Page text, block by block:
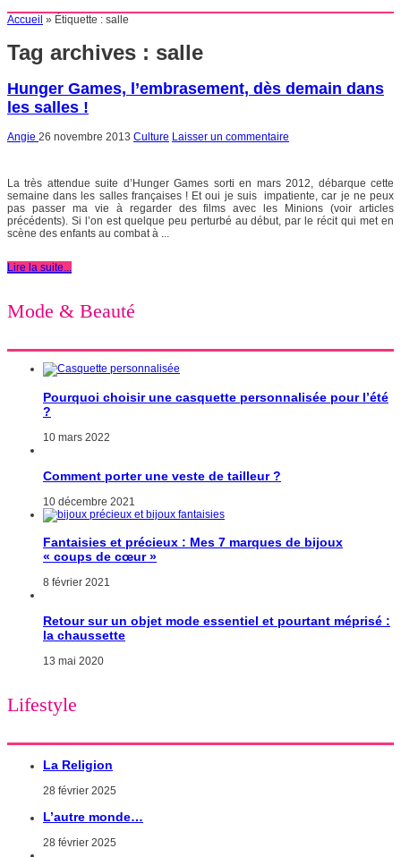
Accueil » Étiquette : salle
Tag archives : salle
Hunger Games, l’embrasement, dès demain dans
les salles !
Angie 26 novembre 2013 Culture Laisser un commentaire
La très attendue suite d’Hunger Games sorti en mars 2012, débarque cette
semaine dans les salles françaises ! Et oui je suis impatiente, car je ne peux
pas passer ma vie à regarder des films avec les Minions (voir articles
précédents). Si l’on est quelque peu perturbé au début, par le récit qui met en
scène des enfants au combat à ...
Lire la suite...
Mode & Beauté
Pourquoi choisir une casquette personnalisée pour l’été
?
10 mars 2022
Comment porter une veste de tailleur ?
10 décembre 2021
Fantaisies et précieux : Mes 7 marques de bijoux
« coups de cœur »
8 février 2021
Retour sur un objet mode essentiel et pourtant méprisé :
la chaussette
13 mai 2020
Lifestyle
La Religion
28 février 2025
L’autre monde…
28 février 2025